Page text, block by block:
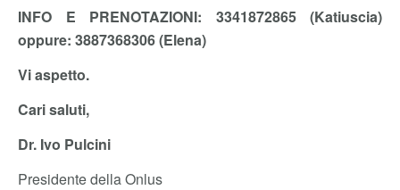
INFO E PRENOTAZIONI: 3341872865 (Katiuscia)
oppure: 3887368306 (Elena)
Vi aspetto.
Cari saluti,
Dr. Ivo Pulcini
Presidente della Onlus